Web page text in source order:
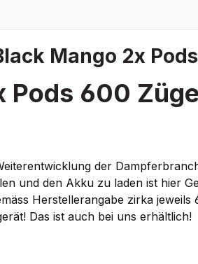
Mango 2x
Pods 600
der
und den Akku zu laden ist hier
Herstellerangabe zirka
Das ist auch bei uns erhältlich!